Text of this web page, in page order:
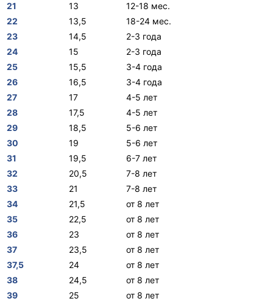
21 13
12-18 мес.
22
13,5
18-24 мес.
23
14,5
2-3 года
24
15
2-3 года
25
15,5
3-4 года
26
16,5
3-4 года
27
17
4-5 лет
28
17,5
4-5 лет
29
18,5
5-6 лет
30
19
5-6 лет
31
19,5
6-7 лет
32
20,5
7-8 лет
33
21
7-8 лет
34
21,5
от 8 лет
35
22,5
от 8 лет
36
23
от 8 лет
37
23,5
от 8 лет
37,5
24
от 8 лет
38
24,5
от 8 лет
39
25
от 8 лет